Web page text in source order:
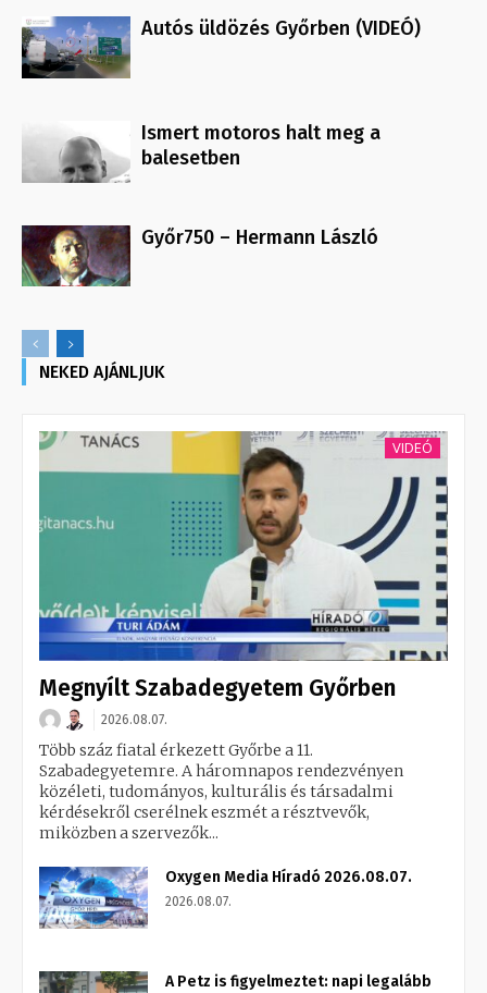
Autós üldözés Győrben (VIDEÓ)
Ismert motoros halt meg a
balesetben
Győr750 – Hermann László
NEKED AJÁNLJUK
VIDEÓ
Megnyílt Szabadegyetem Győrben
2026.08.07.
Több száz fiatal érkezett Győrbe a 11.
Szabadegyetemre. A háromnapos rendezvényen
közéleti, tudományos, kulturális és társadalmi
kérdésekről cserélnek eszmét a résztvevők,
miközben a szervezők...
Oxygen Media Híradó 2026.08.07.
2026.08.07.
A Petz is figyelmeztet: napi legalább